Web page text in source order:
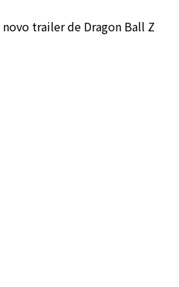
trailer de Dragon Ball Z